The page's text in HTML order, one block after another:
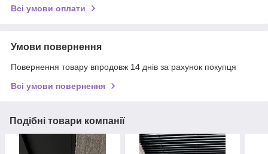
Всі умови оплати
Умови повернення
Повернення товару впродовж 14 днів за рахунок покупця
Всі умови повернення
Подібні товари компанії